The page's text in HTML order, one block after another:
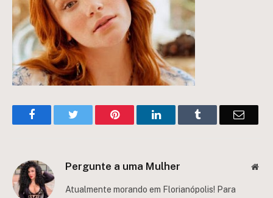
FacebookTwitter Pinterest LinkedInTumblr Email
Pergunte a uma Mulher
Atualmente morando em Florianópolis! Para